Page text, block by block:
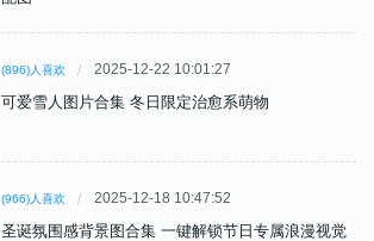
(896)人喜欢 2025-12-22 10:01:27
可爱雪人图片合集 冬日限定治愈系萌物
(966)人喜欢 2025-12-18 10:47:52
圣诞氛围感背景图合集 一键解锁节日专属浪漫视觉